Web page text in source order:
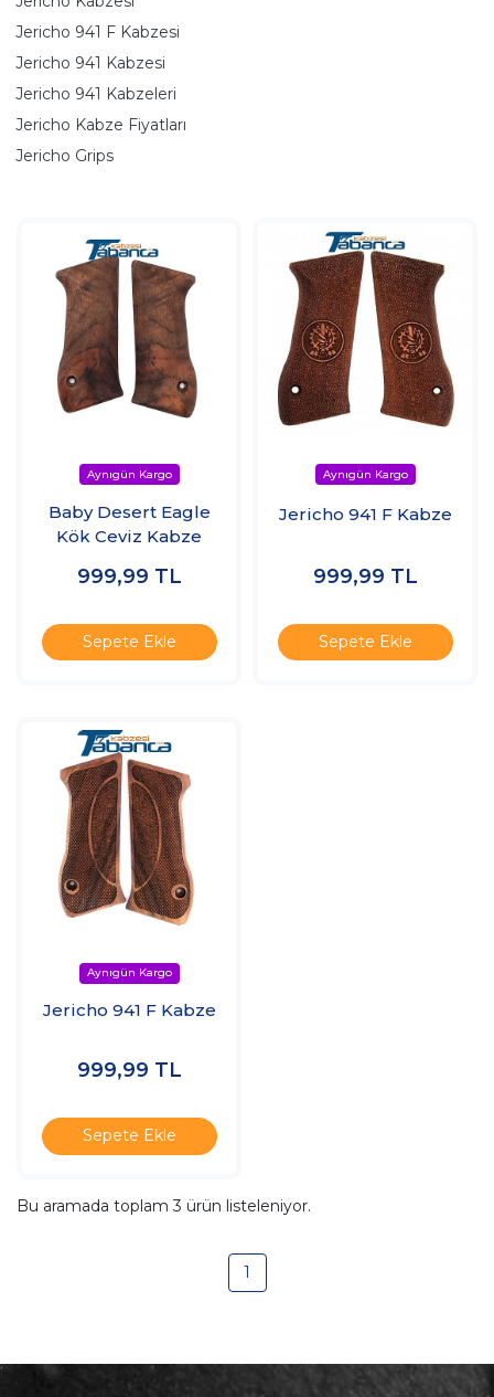
Jericho 941 F Kabzesi
Jericho 941 Kabzesi
Jericho 941 Kabzeleri
Jericho Kabze Fiyatları
Jericho Grips
Baby Desert Eagle
Kök Ceviz Kabze
999,99 TL
Sepete Ekle
Jericho 941 F Kabze
999,99 TL
Sepete Ekle
Jericho 941 F Kabze
999,99 TL
Sepete Ekle
Bu aramada toplam3 ürün listeleniyor.
1